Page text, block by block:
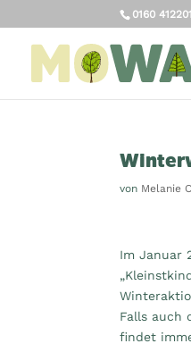
0160
von Melanie
Im Januar
Falls auch
findet